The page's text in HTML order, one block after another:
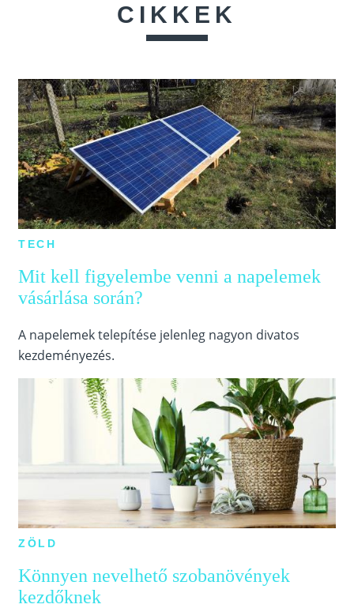
CIKKEK
TECH
Mit kell figyelembe venni a napelemek
vásárlása során?
A napelemek telepítése jelenleg nagyon divatos
kezdeményezés.
ZÖLD
Könnyen nevelhető szobanövények
kezdőknek